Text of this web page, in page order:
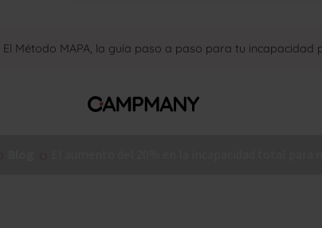
El Método MAPA, la guía paso a paso para tu incapacidad